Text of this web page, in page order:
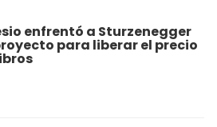
enfrentó a Sturzenegger
para liberar el precio